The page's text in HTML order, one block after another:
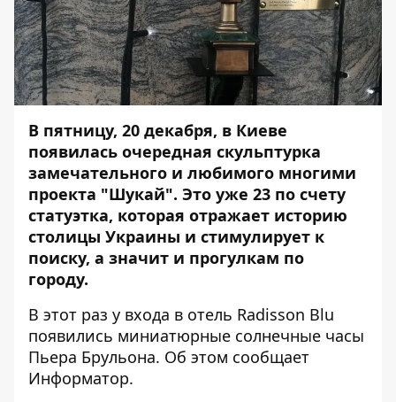
В пятницу, 20 декабря, в Киеве
появилась очередная скульптурка
замечательного и любимого многими
проекта "Шукай". Это уже 23 по счету
статуэтка, которая отражает историю
столицы Украины и стимулирует к
поиску, а значит и прогулкам по
городу.
В этот раз у входа в отель Radisson Blu
появились миниатюрные солнечные часы
Пьера Брульона. Об этом сообщает
Информатор.